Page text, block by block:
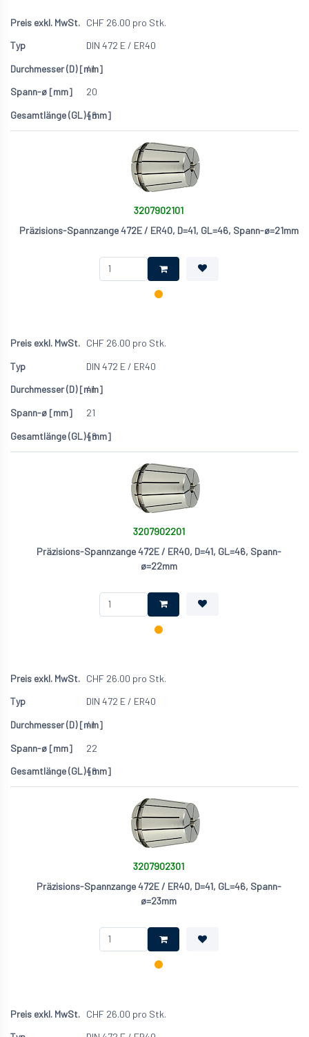
CHF 26.00 pro Stk.
DIN 472 E / ER40
41
20
46
3207902101
Präzisions-Spannzange 472E / ER40, D=41, GL=46, Spann-ø=21mm
CHF 26.00 pro Stk.
DIN 472 E / ER40
41
21
46
3207902201
Präzisions-Spannzange 472E / ER40, D=41, GL=46, Spann-
ø=22mm
CHF 26.00 pro Stk.
DIN 472 E / ER40
41
22
46
3207902301
Präzisions-Spannzange 472E / ER40, D=41, GL=46, Spann-
ø=23mm
CHF 26.00 pro Stk.